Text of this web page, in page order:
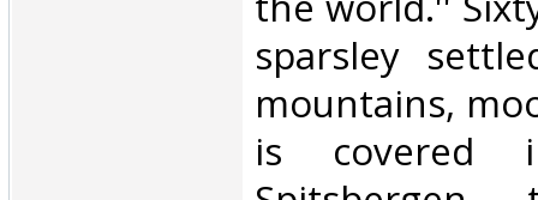
sparsley
mountains,
is covered